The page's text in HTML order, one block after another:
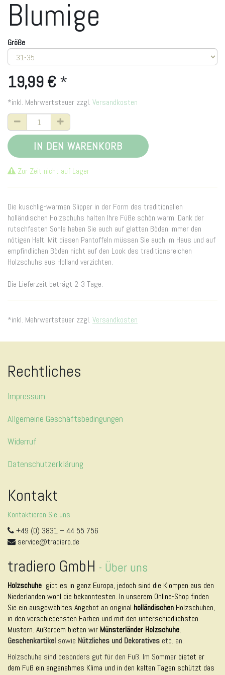
Blumige
Größe
19,99 € *
*inkl. Mehrwertsteuer zzgl. Versandkosten
IN DEN WARENKORB
Zur Zeit nicht auf Lager
Die kuschlig-warmen Slipper in der Form des traditionellen
holländischen Holzschuhs halten Ihre Füße schön warm. Dank der
rutschfesten Sohle haben Sie auch auf glatten Böden immer den
nötigen Halt. Mit diesen Pantoffeln müssen Sie auch im Haus und auf
empfindlichen Böden nicht auf den Look des traditionsreichen
Holzschuhs aus Holland verzichten.
Die Lieferzeit beträgt 2-3 Tage.
*inkl. Mehrwertsteuer zzgl. Versandkosten
Rechtliches
Impressum
Allgemeine Geschäftsbedingungen
Widerruf
Datenschutzerklärung
Kontakt
Kontaktieren Sie uns
+49 (0) 3831 – 44 55 756
service@tradiero.de
tradiero GmbH - Über uns
Holzschuhe gibt es in ganz Europa, jedoch sind die Klompen aus den
Niederlanden wohl die bekanntesten. In unserem Online-Shop finden
Sie ein ausgewähltes Angebot an original holländischen Holzschuhen,
in den verschiedensten Farben und mit den unterschiedlichsten
Mustern. Außerdem bieten wir Münsterländer Holzschuhe,
Geschenkartikel sowie Nützliches und Dekoratives etc. an.
Holzschuhe sind besonders gut für den Fuß. Im Sommer bietet er
dem Fuß ein angenehmes Klima und in den kalten Tagen schützt das